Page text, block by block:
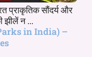
सौंदर्य और
झीलें न ...
Parks in India) –